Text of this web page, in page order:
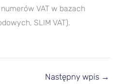
VAT w bazach
SLIM VAT).
Następny wpis →